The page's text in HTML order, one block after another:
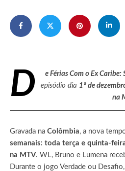
D e Férias Com o Ex Caribe:
episódio dia 1º de
na
Gravada na Colômbia, a nova
semanais: toda terça e quinta-
na MTV. WL, Bruno e Lumena
Durante o jogo Verdade ou